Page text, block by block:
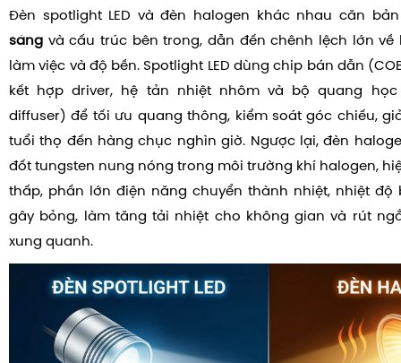
Đèn spotlight LED và đèn halogen khác nhau căn
sáng và cấu trúc bên trong, dẫn đến chênh lệch lớn về
làm việc và độ bền. Spotlight LED dùng chip bán dẫn
kết hợp driver, hệ tản nhiệt nhôm và bộ quang học
diffuser) để tối ưu quang thông, kiểm soát góc chiếu,
tuổi thọ đến hàng chục nghìn giờ. Ngược lại, đèn
đốt tungsten nung nóng trong môi trường khí halogen,
thấp, phần lớn điện năng chuyển thành nhiệt, nhiệt độ
gây bỏng, làm tăng tải nhiệt cho không gian và rút
xung quanh.